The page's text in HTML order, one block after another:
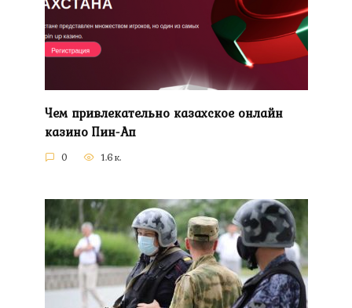
Чем привлекательно казахское онлайн
казино Пин-Ап
0 1.6к.